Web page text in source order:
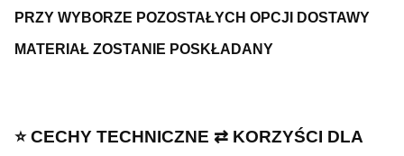
PRZY WYBORZE POZOSTAŁYCH OPCJI DOSTAWY
MATERIAŁ ZOSTANIE POSKŁADANY
⭐️ CECHY TECHNICZNE ⇄ KORZYŚCI DLA